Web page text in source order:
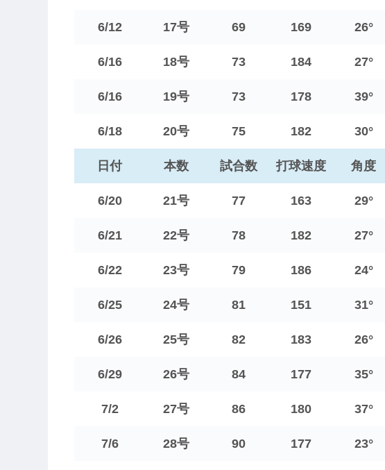
6/12 17号 69 169 26°
6/16 18号 73 184 27°
6/16 19号 73 178 39°
6/18 20号 75 182 30°
日付 本数 試合数 打球速度 角度
6/20 21号 77 163 29°
6/21 22号 78 182 27°
6/22 23号 79 186 24°
6/25 24号 81 151 31°
6/26 25号 82 183 26°
6/29 26号 84 177 35°
7/2 27号 86 180 37°
7/6 28号 90 177 23°